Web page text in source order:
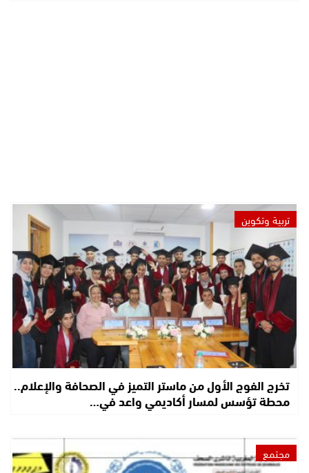
تربية وتكوين
تخرج الفوج الأول من ماستر التميز في الصحافة والإعلام..
محطة تؤسس لمسار أكاديمي واعد في…
مجتمع